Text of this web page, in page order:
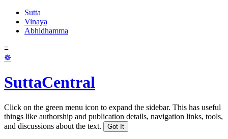
Sutta
Vinaya
Abhidhamma
≡
☸
SuttaCentral
Click on the green menu icon to expand the sidebar. This has useful
things like authorship and publication details, navigation links, tools,
and discussions about the text.
Got It